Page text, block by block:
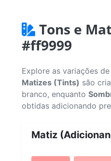
Tons e
#ff9999
Explore as variações
Matizes (Tints) são
branco, enquanto
obtidas adicionando
Matiz